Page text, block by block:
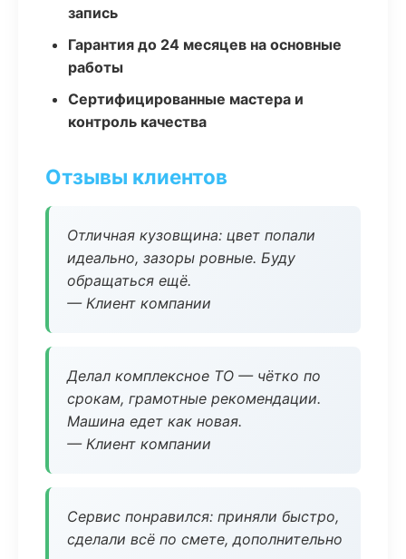
запись
Гарантия до 24 месяцев на основные
работы
Сертифицированные мастера и
контроль качества
Отзывы клиентов
Отличная кузовщина: цвет попали
идеально, зазоры ровные. Буду
обращаться ещё.
— Клиент компании
Делал комплексное ТО — чётко по
срокам, грамотные рекомендации.
Машина едет как новая.
— Клиент компании
Сервис понравился: приняли быстро,
сделали всё по смете, дополнительно